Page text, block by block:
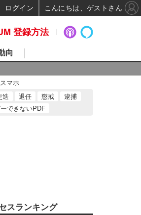
向
スマホ
迭 退任 懲戒
逮捕
できないPDF
スランキング
登録方法
ログイン こんにちは、ゲストさん